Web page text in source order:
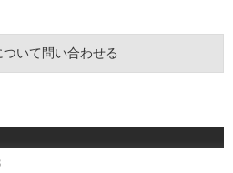
ついて問い合わせる